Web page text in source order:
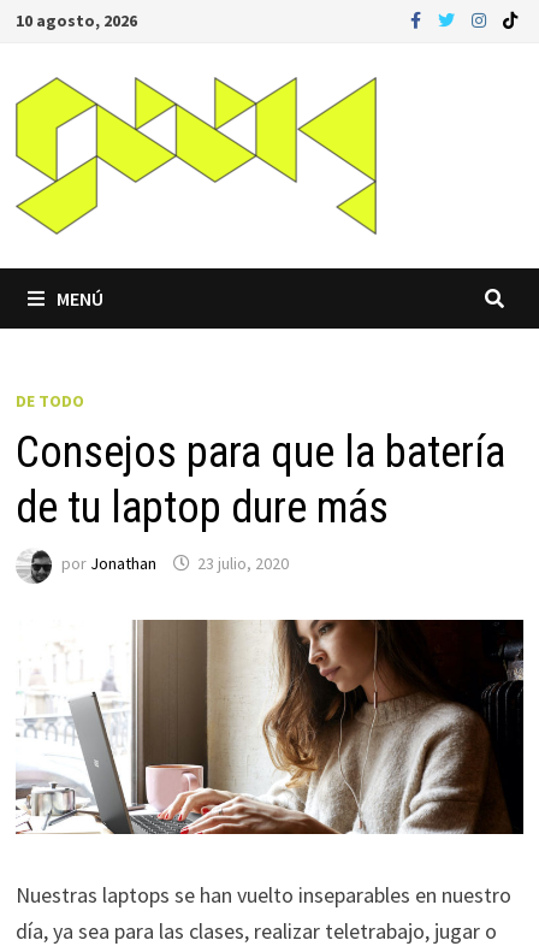
Saltar
contenido
10 agosto, 2026
MENÚ
DE TODO
Consejos para que la batería
de tu laptop dure más
por Jonathan 23 julio, 2020
Nuestras laptops se han vuelto inseparables en nuestro
día, ya sea para las clases, realizar teletrabajo, jugar o